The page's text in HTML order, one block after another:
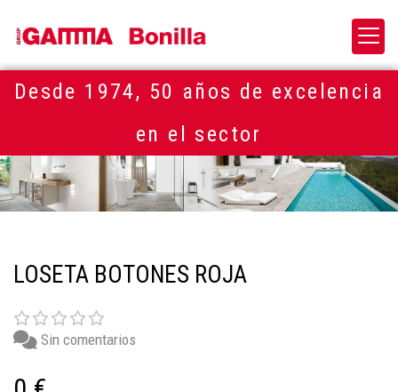
Desde 1974, 50 años de excelencia
en el sector
LOSETA BOTONES ROJA
Sin comentarios